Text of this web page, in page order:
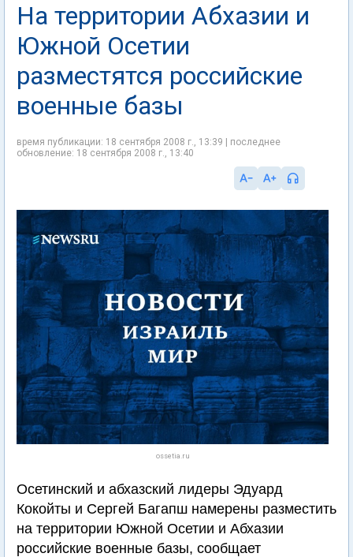
На территории Абхазии и
Южной Осетии
разместятся российские
военные базы
время публикации: 18 сентября 2008 г., 13:39 | последнее
обновление: 18 сентября 2008 г., 13:40
ossetia.ru
Осетинский и абхазский лидеры Эдуард
Кокойты и Сергей Багапш намерены разместить
на территории Южной Осетии и Абхазии
российские военные базы, сообщает